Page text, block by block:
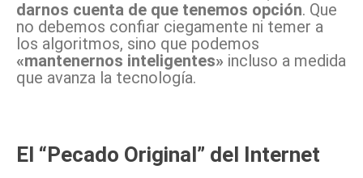
darnos cuenta de que tenemos opción. Que
no debemos confiar ciegamente ni temer a
los algoritmos, sino que podemos
«mantenernos inteligentes» incluso a medida
que avanza la tecnología.
El “Pecado Original” del Internet